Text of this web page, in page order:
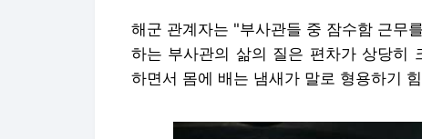
해군 관계자는 "부사관들 중 잠수함 근무
하는 부사관의 삶의 질은 편차가 상당히
하면서 몸에 배는 냄새가 말로 형용하기